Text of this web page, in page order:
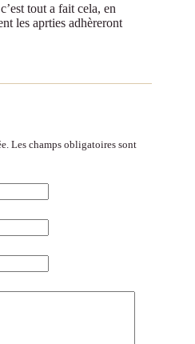
tout a fait cela, en
les aprties adhèreront
Les champs obligatoires sont